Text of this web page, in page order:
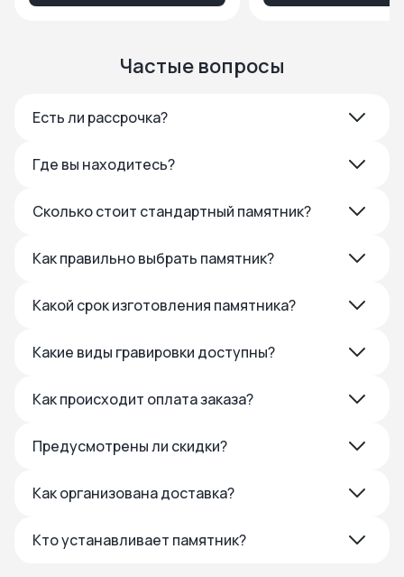
Частые вопросы
Есть ли рассрочка?
Где вы находитесь?
Сколько стоит стандартный памятник?
Как правильно выбрать памятник?
Какой срок изготовления памятника?
Какие виды гравировки доступны?
Как происходит оплата заказа?
Предусмотрены ли скидки?
Как организована доставка?
Кто устанавливает памятник?